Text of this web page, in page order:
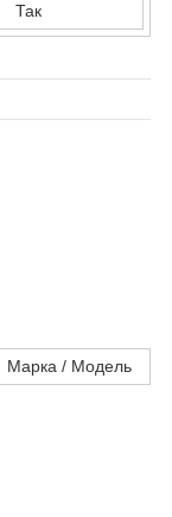
Так
Марка / Модель